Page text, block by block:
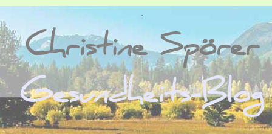
Christine Spörer
Gesundheits-Blog